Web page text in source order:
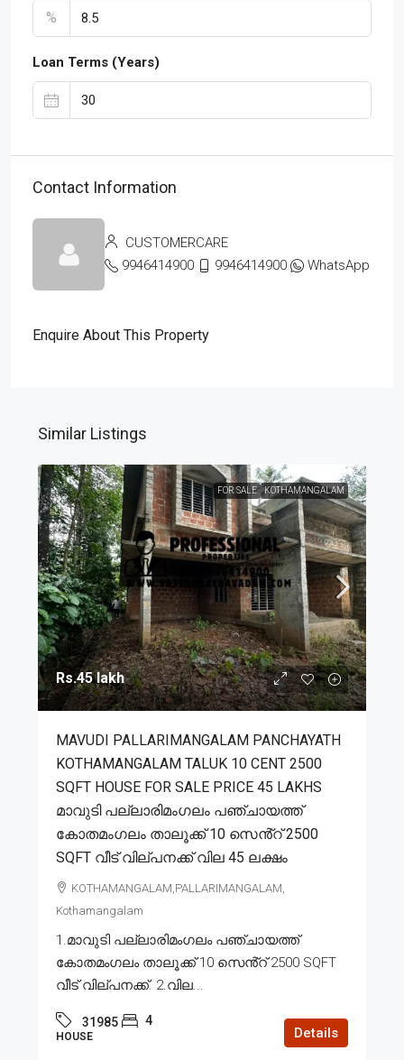
%
Loan Terms (Years)
Contact Information
CUSTOMERCARE
9946414900
9946414900 WhatsApp
Enquire About This Property
Similar Listings
FOR SALE KOTHAMANGALAM
Rs.45 lakh
MAVUDI PALLARIMANGALAM PANCHAYATH
KOTHAMANGALAM TALUK 10 CENT 2500
SQFT HOUSE FOR SALE PRICE 45 LAKHS
മാവുടി പല്ലാരിമംഗലം പഞ്ചായത്ത്
കോതമംഗലം താലൂക്ക് 10 സെൻ്റ് 2500
SQFT വീട് വില്പനക്ക് വില 45 ലക്ഷം
KOTHAMANGALAM,PALLARIMANGALAM,
Kothamangalam
1.മാവുടി പല്ലാരിമംഗലം പഞ്ചായത്ത്
കോതമംഗലം താലൂക്ക് 10 സെൻ്റ് 2500 SQFT
വീട് വില്പനക്ക്. 2.വില...
31985 4
HOUSE Details